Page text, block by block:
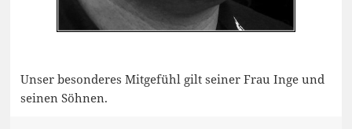
Unser besonderes Mitgefühl gilt seiner Frau Inge und
seinen Söhnen.